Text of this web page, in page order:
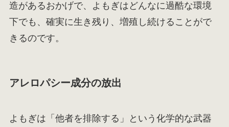
造があるおかげで、よもぎはどんなに過酷な環境
下でも、確実に生き残り、増殖し続けることがで
きるのです。
アレロパシー成分の放出
よもぎは「他者を排除する」という化学的な武器